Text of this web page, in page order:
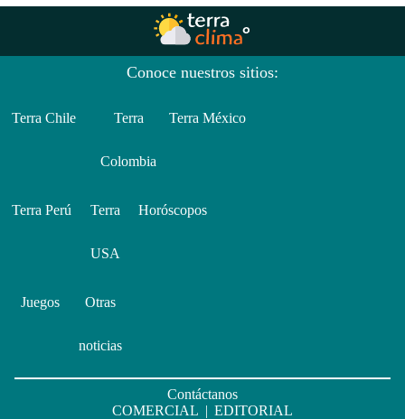
Conoce nuestros sitios:
Terra Chile Terra
Colombia
Terra México
Terra Perú Terra
USA
Horóscopos
Juegos Otras
noticias
Contáctanos
COMERCIAL | EDITORIAL